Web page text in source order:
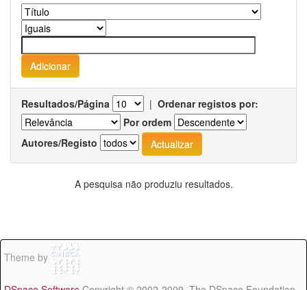
Resultados/Página | Ordenar registos por:
Por ordem
Autores/Registo
A pesquisa não produziu resultados.
Theme by